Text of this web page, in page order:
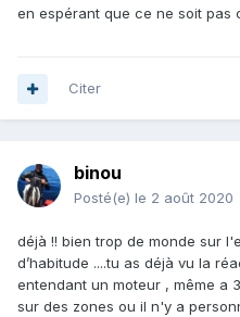
en espérant que ce ne soit pas
Citer
binou
Posté(e) le 2 août 2020
déjà !! bien trop de monde sur
d’habitude ....tu as déjà vu la
entendant un moteur , même a
sur des zones ou il n'y a